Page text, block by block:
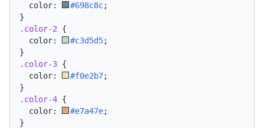
  color:
#698c8c;
}
.color-2 {
  color:
#c3d5d5;
}
.color-3 {
  color:
#f0e2b7;
}
.color-4 {
  color:
#e7a47e;
}